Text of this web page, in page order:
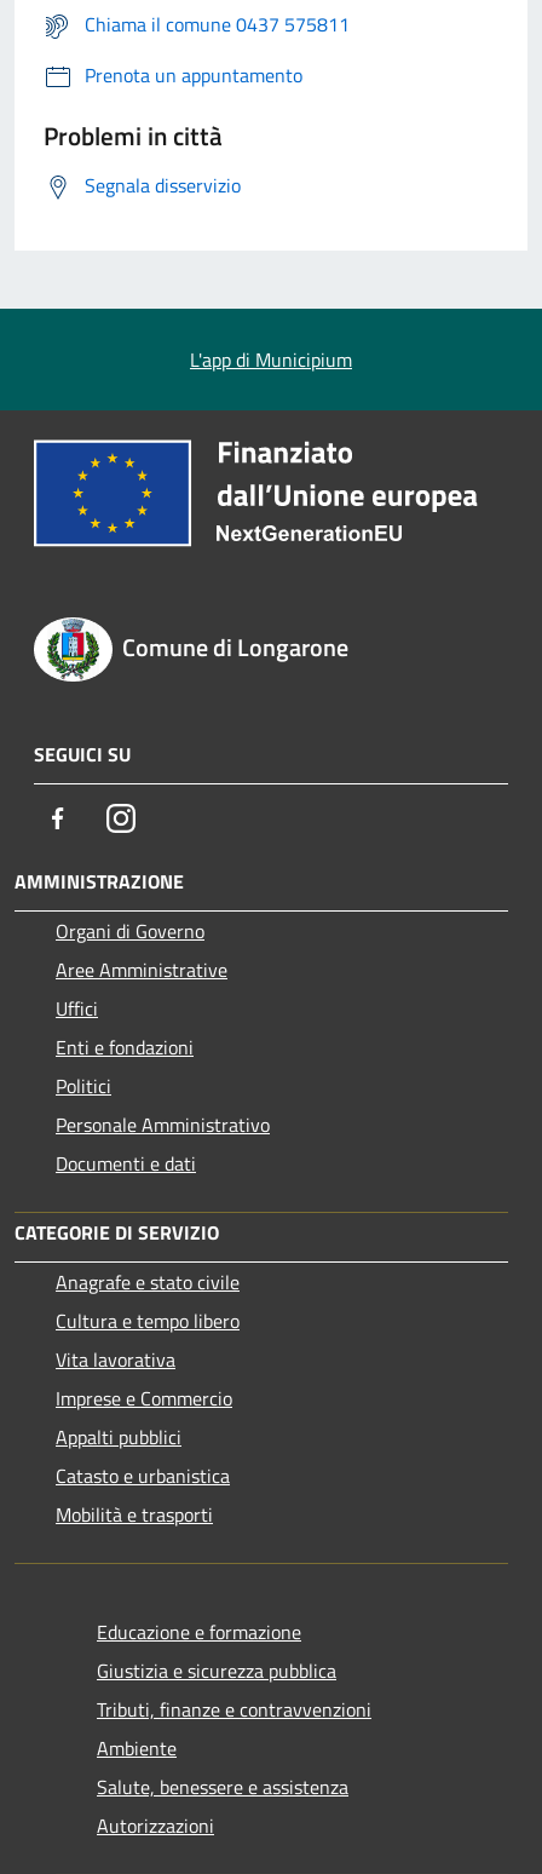
Chiama il comune 0437 575811
Prenota un appuntamento
Problemi in città
Segnala disservizio
L'app di Municipium
Comune di Longarone
SEGUICI SU
FacebookInstagram
AMMINISTRAZIONE
Organi di Governo
Aree Amministrative
Uffici
Enti e fondazioni
Politici
Personale Amministrativo
Documenti e dati
CATEGORIE DI SERVIZIO
Anagrafe e stato civile
Cultura e tempo libero
Vita lavorativa
Imprese e Commercio
Appalti pubblici
Catasto e urbanistica
Mobilità e trasporti
Educazione e formazione
Giustizia e sicurezza pubblica
Tributi, finanze e contravvenzioni
Ambiente
Salute, benessere e assistenza
Autorizzazioni